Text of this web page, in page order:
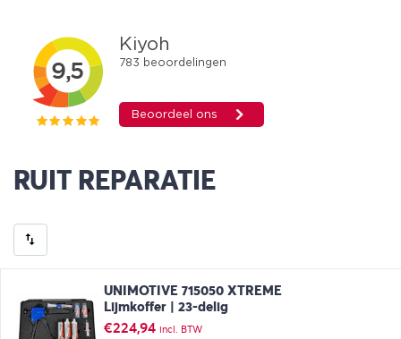
RUIT REPARATIE
UNIMOTIVE 715050 XTREME
Lijmkoffer | 23-delig
€224,94 incl. BTW